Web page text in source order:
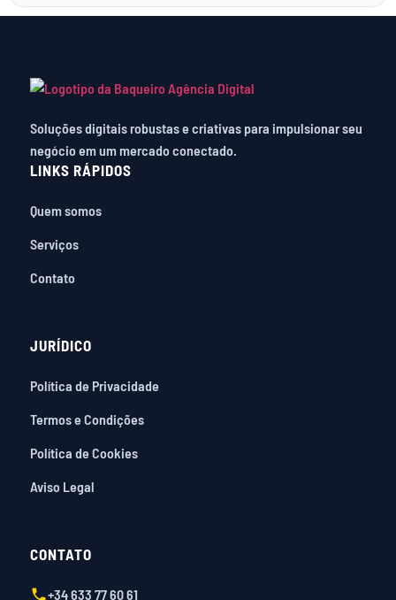
Soluções digitais robustas e criativas para impulsionar seu
negócio em um mercado conectado.
LINKS RÁPIDOS
Quem somos
Serviços
Contato
JURÍDICO
Política de Privacidade
Termos e Condições
Política de Cookies
Aviso Legal
CONTATO
+34 633 77 60 61